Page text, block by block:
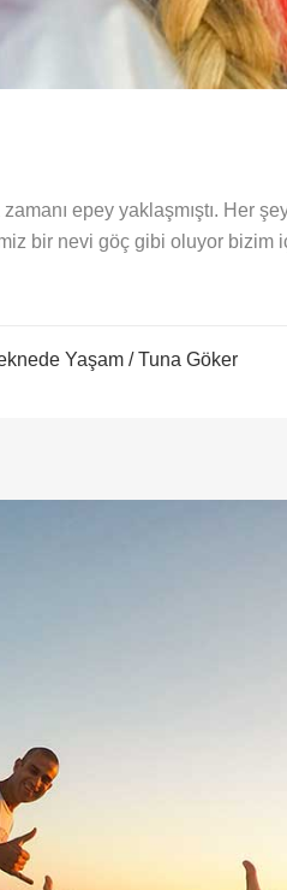
epey yaklaşmıştı. Her
bir nevi göç gibi oluyor bizim
Yaşam / Tuna Göker